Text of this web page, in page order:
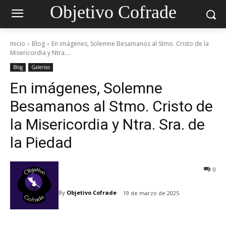
Objetivo Cofrade
Inicio Blog
En imágenes, Solemne Besamanos al Stmo. Cristo de la
Misericordia y Ntra....
Blog Galerías
En imágenes, Solemne
Besamanos al Stmo. Cristo de
la Misericordia y Ntra. Sra. de
la Piedad
By Objetivo Cofrade 19 de marzo de 2025
0